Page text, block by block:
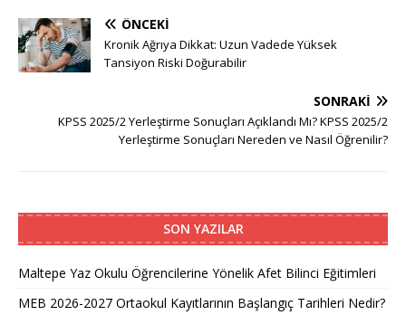
ÖNCEKI
Kronik Ağrıya Dikkat: Uzun Vadede Yüksek
Tansiyon Riski Doğurabilir
SONRAKI
KPSS 2025/2 Yerleştirme Sonuçları Açıklandı Mı? KPSS 2025/2
Yerleştirme Sonuçları Nereden ve Nasıl Öğrenilir?
SON YAZILAR
Maltepe Yaz Okulu Öğrencilerine Yönelik Afet Bilinci Eğitimleri
MEB 2026-2027 Ortaokul Kayıtlarının Başlangıç Tarihleri Nedir?